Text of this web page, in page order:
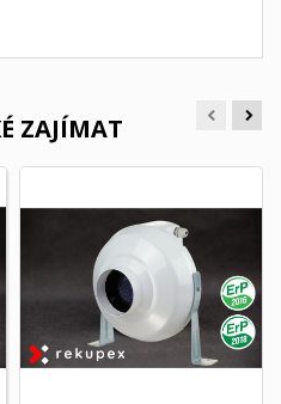
ZAJÍMAT